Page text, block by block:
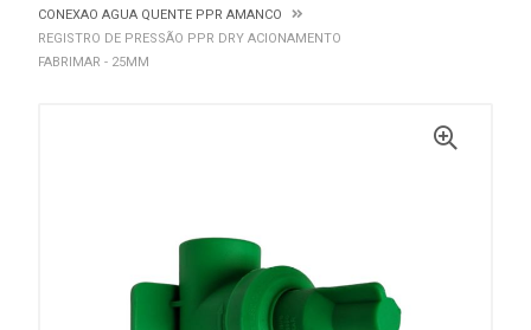
CONEXAO AGUA QUENTE PPR AMANCO
REGISTRO DE PRESSÃO PPR DRY ACIONAMENTO
FABRIMAR - 25MM